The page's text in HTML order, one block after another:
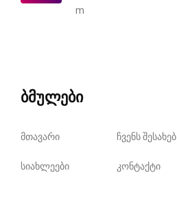
m
ბმულები
მთავარი ჩვენს შესახებ
სიახლეები კონტაქტი